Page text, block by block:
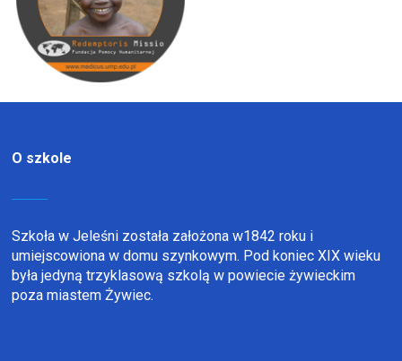
O szkole
Szkoła w Jeleśni została założona w1842 roku i
umiejscowiona w domu szynkowym. Pod koniec XIX wieku
była jedyną trzyklasową szkolą w powiecie żywieckim
poza miastem Żywiec.